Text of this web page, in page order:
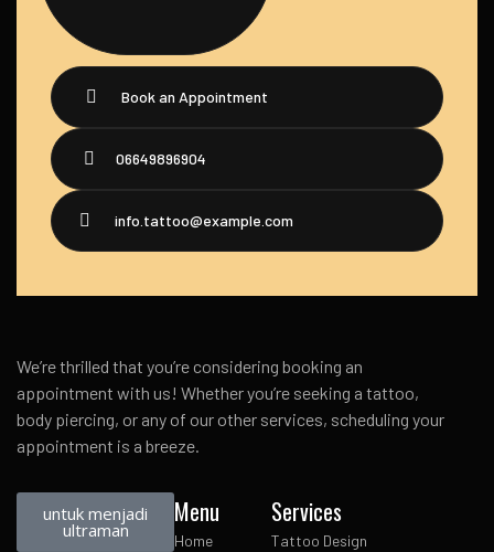
Book an Appointment
06649896904
info.tattoo@example.com
We’re thrilled that you’re considering booking an
appointment with us! Whether you’re seeking a tattoo,
body piercing, or any of our other services, scheduling your
appointment is a breeze.
untuk menjadi
ultraman
Menu
Home
Services
Tattoo Design